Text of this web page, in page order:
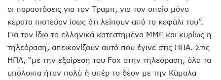
οι παραστάσεις για τον Τραμπ, για τον οποίο μόνο
κέρατα πιστεύαν ίσως ότι λείπουν από το κεφάλι του”.
Για τον ίδιο τα ελληνικά κατεστημένα ΜΜΕ και κυρίως η
τηλεόραση, απεικονίζουν αυτό που έγινε στις ΗΠΑ. Στις
ΗΠΑ, “με την εξαίρεση του Fox στην τηλεόραση, όλα τα
υπόλοιπα ήταν πολύ ή υπέρ το δέον με την Κάμαλα